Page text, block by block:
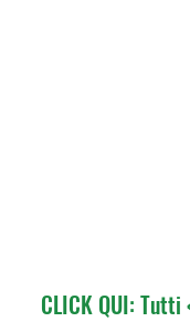
CLICK QUI: